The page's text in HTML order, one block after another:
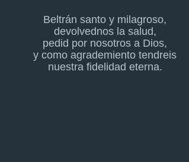
Beltrán santo y milagroso,
devolvednos la salud,
pedid por nosotros a Dios,
y como agrademiento tendreis
nuestra fidelidad eterna.